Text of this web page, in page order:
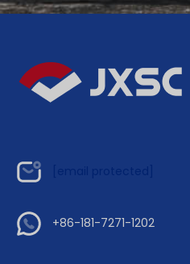
+86-181-7271-1202